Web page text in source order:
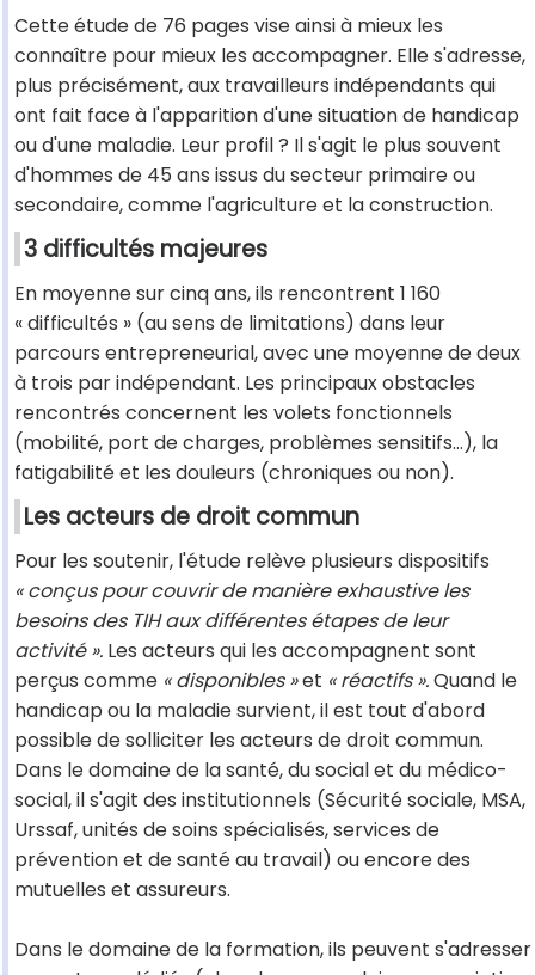
Cette étude de 76 pages vise ainsi à mieux les
connaître pour mieux les accompagner. Elle s'adresse,
plus précisément, aux travailleurs indépendants qui
ont fait face à l'apparition d'une situation de handicap
ou d'une maladie. Leur profil ? Il s'agit le plus souvent
d'hommes de 45 ans issus du secteur primaire ou
secondaire, comme l'agriculture et la construction.
3 difficultés majeures
En moyenne sur cinq ans, ils rencontrent 1 160
« difficultés » (au sens de limitations) dans leur
parcours entrepreneurial, avec une moyenne de deux
à trois par indépendant. Les principaux obstacles
rencontrés concernent les volets fonctionnels
(mobilité, port de charges, problèmes sensitifs...), la
fatigabilité et les douleurs (chroniques ou non).
Les acteurs de droit commun
Pour les soutenir, l'étude relève plusieurs dispositifs
« conçus pour couvrir de manière exhaustive les
besoins des TIH aux différentes étapes de leur
activité ». Les acteurs qui les accompagnent sont
perçus comme « disponibles »et « réactifs ».Quand le
handicap ou la maladie survient, il est tout d'abord
possible de solliciter les acteurs de droit commun.
Dans le domaine de la santé, du social et du médico-
social, il s'agit des institutionnels (Sécurité sociale, MSA,
Urssaf, unités de soins spécialisés, services de
prévention et de santé au travail) ou encore des
mutuelles et assureurs.
Dans le domaine de la formation, ils peuvent s'adresser